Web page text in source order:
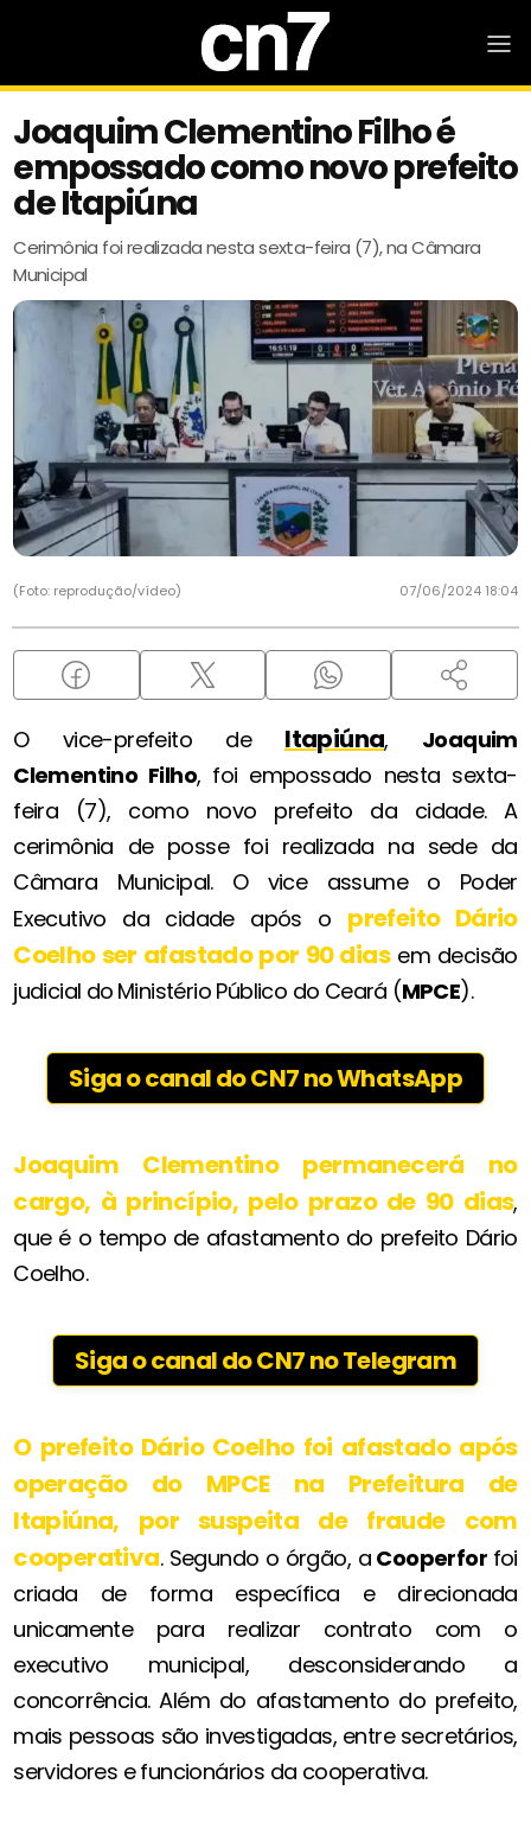
Joaquim Clementino Filho é
empossado como novo prefeito
de Itapiúna
Cerimônia foi realizada nesta sexta-feira (7), na Câmara
Municipal
(Foto: reprodução/vídeo) 07/06/2024 18:04
O vice-prefeito de Itapiúna, Joaquim
Clementino Filho, foi empossado nesta sexta-
feira (7), como novo prefeito da cidade. A
cerimônia de posse foi realizada na sede da
Câmara Municipal. O vice assume o Poder
Executivo da cidade após o prefeito Dário
Coelho ser afastado por 90 diasem decisão
judicial do Ministério Público do Ceará (MPCE).
Siga o canal do CN7 no WhatsApp
Joaquim Clementino permanecerá no
cargo, à princípio, pelo prazo de 90 dias,
que é o tempo de afastamento do prefeito Dário
Coelho.
Siga o canal do CN7 no Telegram
O prefeito Dário Coelho foi afastado após
operação do MPCE na Prefeitura de
Itapiúna, por suspeita de fraude com
cooperativa. Segundo o órgão, a Cooperfor foi
criada de forma específica e direcionada
unicamente para realizar contrato com o
executivo municipal, desconsiderando a
concorrência. Além do afastamento do prefeito,
mais pessoas são investigadas, entre secretários,
servidores e funcionários da cooperativa.